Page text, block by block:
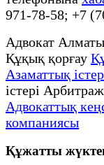
971-78-58; +7
Адвокат Алматы
Құқық қорғау
Азаматтық
істері
Адвокаттық
компаниясы
Құжатты